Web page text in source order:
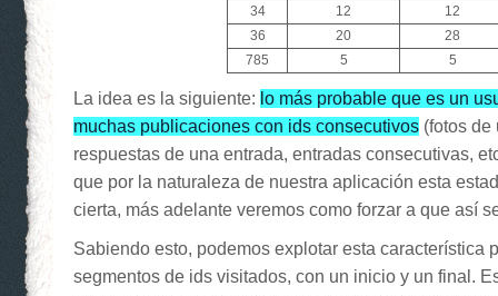
34
12
12
36
20
28
785
5 5
La idea es la siguiente: lo más probable que es un
muchas publicaciones con ids consecutivos (fotos de
respuestas de una entrada, entradas consecutivas,
que por la naturaleza de nuestra aplicación esta
cierta, más adelante veremos como forzar a que así
Sabiendo esto, podemos explotar esta característica
segmentos de ids visitados, con un inicio y un final.